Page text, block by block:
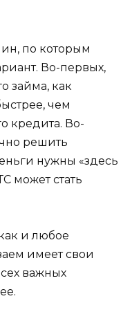
по которым
Во-первых,
займа, как
чем
кредита. Во-
решить
нужны «здесь
может стать
и любое
имеет свои
важных